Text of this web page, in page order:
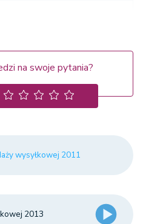
1.140.000 CZK
= 42.189 euro
280.000 DKK
35.000 euro
na swoje pytania?
wysyłkowej 2011
2013